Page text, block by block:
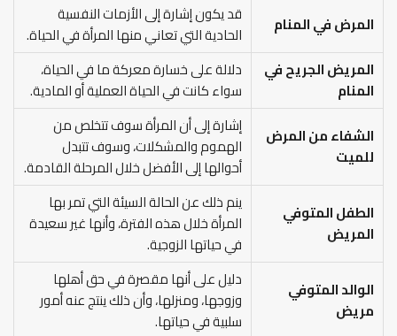
المرض في المنام
قد يكون إشارة إلى الأزمات النفسية
الحادية التي تعاني منها المرأة في الحياة.
المريض الجريح في
المنام
دلالة على خسارة معركة ما في الحياة،
سواء كانت في الحياة العملية أو المادية.
الشفاء من المرض
للميت
إشارة إلى أن المرأة سوف تتخلص من
الهموم والمشكلات، وسوف تتبدل
أحوالها إلى الأفضل خلال المرحلة القادمة.
الطفل المتوفي
المريض
ينم ذلك عن الحالة السيئة التي تمر بها
المرأة خلال هذه الفترة، وأنها غير سعيدة
في حياتها الزوجية.
الوالد المتوفي
مريض
دليل على أنها مقصرة في حق أهلها
وزوجها، ومنزلها، وأن ذلك ينتج عنه أمور
سلبية في حياتها.